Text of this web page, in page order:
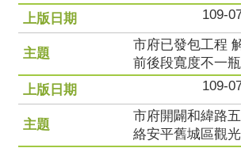
109-
市府已發包工程
前後段寬度不一
109-
市府開闢和緯路
絡安平舊城區觀